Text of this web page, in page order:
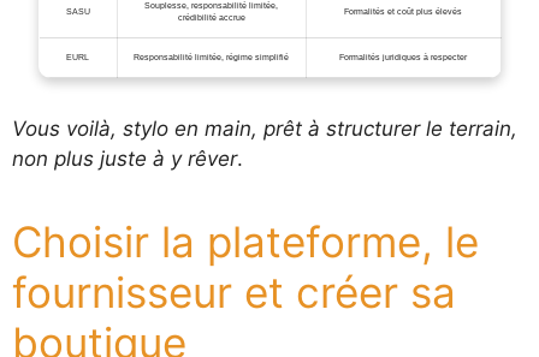
SASU
Souplesse, responsabilité limitée,
crédibilité accrue
Formalités et coût plus élevés
EURL Responsabilité limitée, régime simplifié Formalités juridiques à respecter
Vous voilà, stylo en main, prêt à structurer le terrain,
non plus juste à y rêver.
Choisir la plateforme, le
fournisseur et créer sa
boutique